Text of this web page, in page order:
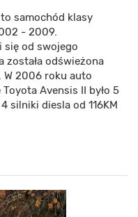
samochód klasy
- 2009.
się od swojego
została odświeżona
W 2006 roku auto
Avensis II było 5
silniki diesla od 116KM